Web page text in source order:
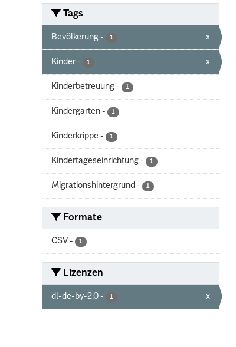
Tags
Bevölkerung - 1 x
Kinder - 1 x
Kinderbetreuung - 1
Kindergarten - 1
Kinderkrippe - 1
Kindertageseinrichtung - 1
Migrationshintergrund - 1
Formate
CSV - 1
Lizenzen
dl-de-by-2.0 - 1 x